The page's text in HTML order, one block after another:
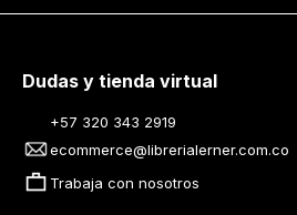
Dudas y tienda virtual
+57 320 343 2919
ecommerce@librerialerner.com.co
Trabaja con nosotros